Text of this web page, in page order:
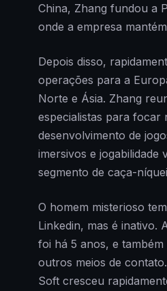
China, Zhang fundou a
onde a empresa
Depois disso,
operações para a
Norte e Ásia. Zhang
especialistas para focar
desenvolvimento de
imersivos e jogabilidade
segmento de caça-
O homem misterioso
Linkedin, mas é inativo.
foi há 5 anos, e
outros meios de
Soft cresceu